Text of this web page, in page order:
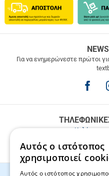
ΜΕΤΑΦΟΡΙΚΑ
άνω
Για να ενημερώνεστε πρώτοι
Καλέστε
Εξυπηρέτηση πελατών
Δευ. - Παρ. 9:00-
Αυτός ο ιστότοπος
χρησιμοποιεί
Αυτός ο ιστότοπος